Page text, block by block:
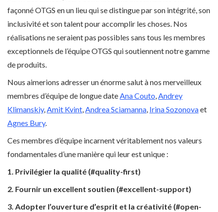
façonné OTGS en un lieu qui se distingue par son intégrité, son
inclusivité et son talent pour accomplir les choses. Nos
réalisations ne seraient pas possibles sans tous les membres
exceptionnels de l’équipe OTGS qui soutiennent notre gamme
de produits.
Nous aimerions adresser un énorme salut à nos merveilleux
membres d’équipe de longue dateAna Couto,Andrey
Klimanskiy,Amit Kvint,Andrea Sciamanna, Irina Sozonovaet
Agnes Bury.
Ces membres d’équipe incarnent véritablement nos valeurs
fondamentales d’une manière qui leur est unique :
1. Privilégier la qualité (#quality-first)
2. Fournir un excellent soutien (#excellent-support)
3. Adopter l’ouverture d’esprit et la créativité (#open-